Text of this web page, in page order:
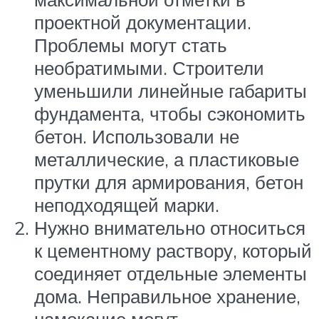
проектной документации.
Проблемы могут стать
необратимыми. Строители
уменьшили линейные габариты
фундамента, чтобы сэкономить
бетон. Использовали не
металлические, а пластиковые
прутки для армирования, бетон
неподходящей марки.
Нужно внимательно относиться
к цементному раствору, который
соединяет отдельные элементы
дома. Неправильное хранение,